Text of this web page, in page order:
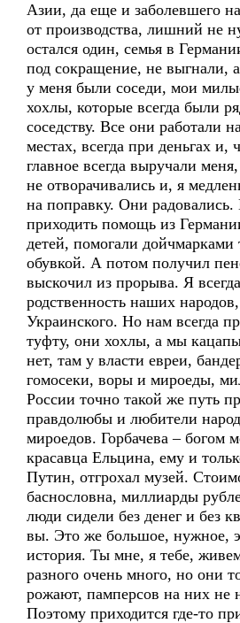
Азии, да еще и заболевшего
от производства, лишний не
остался один, семья в
под сокращение, не выгнали,
у меня были соседи, мои
хохлы, которые всегда были
соседству. Все они работали
местах, всегда при деньгах и,
главное всегда выручали
не отворачивались и, я
на поправку. Они радовались.
приходить помощь из
детей, помогали дойчмарками
обувкой. А потом получил
выскочил из прорыва. Я
родственность наших
Украинского. Но нам всегда
туфту, они хохлы, а мы
нет, там у власти евреи,
гомосеки, воры и мироеды,
России точно такой же путь
правдолюбы и любители
мироедов. Горбачева – богом
красавца Ельцина, ему и
Путин, отгрохал музей.
баснословна, миллиарды
люди сидели без денег и без
вы. Это же большое, нужное,
история. Ты мне, я тебе,
разного очень много, но они
рожают, памперсов на них не
Поэтому приходится где-то